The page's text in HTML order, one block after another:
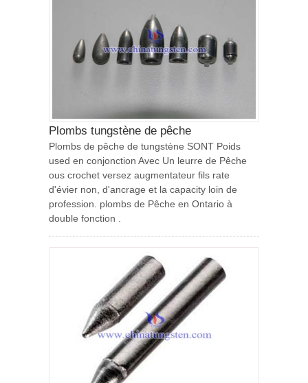
Plombs tungstène de pêche
Plombs de pêche de tungstène SONT Poids
used en conjonction Avec Un leurre de Pêche
ous crochet versez augmentateur fils rate
d'évier non, d'ancrage et la capacity loin de
profession. plombs de Pêche en Ontario à
double fonction .